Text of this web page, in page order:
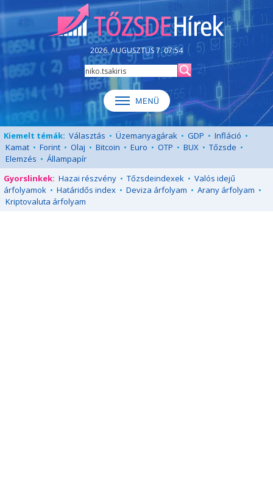
2026. AUGUSZTUS 7. 07:54
Kiemelt témák: Választás • Üzemanyagárak • GDP • Infláció •
Kamat • Forint • Olaj • Bitcoin • Euro • OTP • BUX • Tőzsde •
Elemzés • Állampapír
Gyorslinkek: Hazai részvény • Tőzsdeindexek • Valós idejű
árfolyamok • Határidős index • Deviza árfolyam • Arany árfolyam •
Kriptovaluta árfolyam